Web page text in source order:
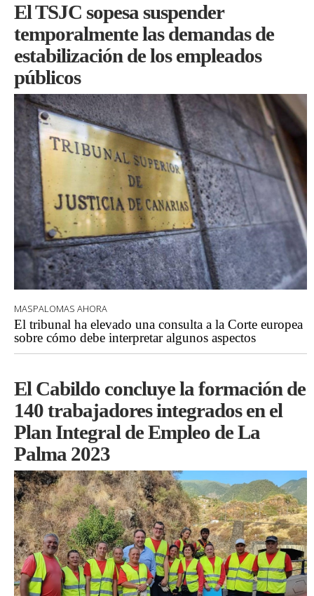
El TSJC sopesa suspender
temporalmente las demandas de
estabilización de los empleados
públicos
MASPALOMAS AHORA
El tribunal ha elevado una consulta a la Corte europea
sobre cómo debe interpretar algunos aspectos
El Cabildo concluye la formación de
140 trabajadores integrados en el
Plan Integral de Empleo de La
Palma 2023